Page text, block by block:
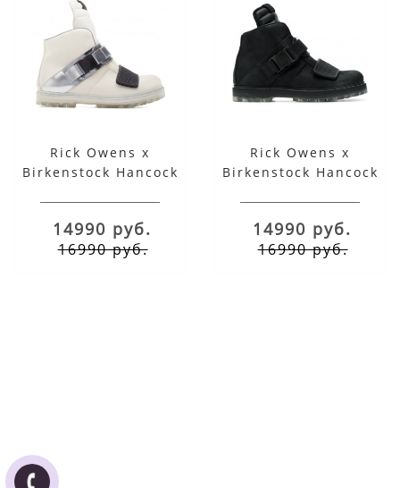
Rick Owens x
Birkenstock Hancock
14990 руб.
16990 руб.
Rick Owens x
Birkenstock Hancock
14990 руб.
16990 руб.